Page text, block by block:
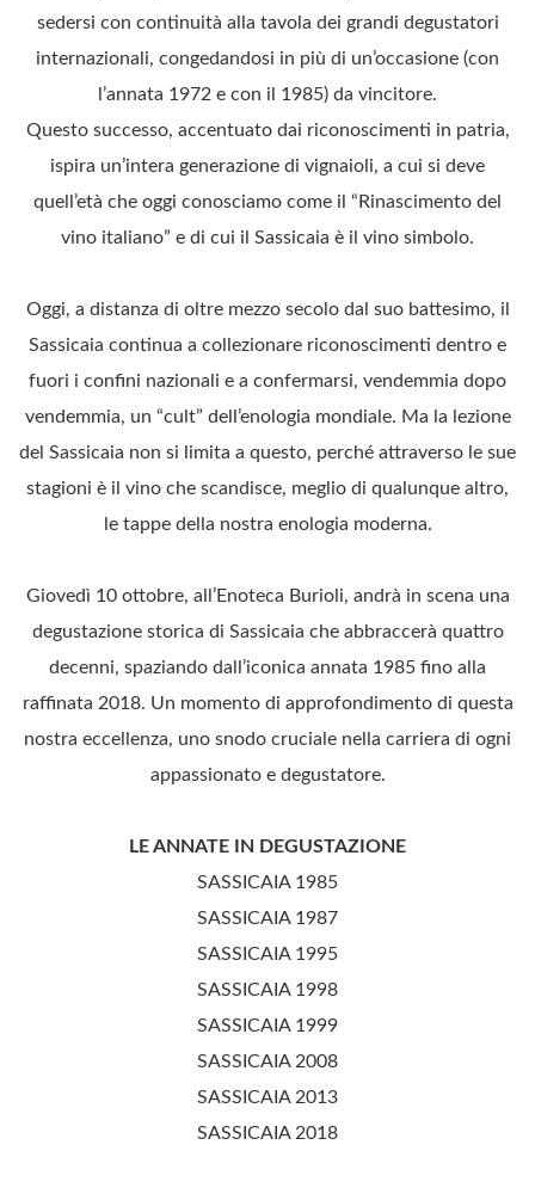
sedersi con continuità alla tavola dei grandi degustatori
internazionali, congedandosi in più di un’occasione (con
l’annata 1972 e con il 1985) da vincitore.
Questo successo, accentuato dai riconoscimenti in patria,
ispira un’intera generazione di vignaioli, a cui si deve
quell’età che oggi conosciamo come il “Rinascimento del
vino italiano” e di cui il Sassicaia è il vino simbolo.
Oggi, a distanza di oltre mezzo secolo dal suo battesimo, il
Sassicaia continua a collezionare riconoscimenti dentro e
fuori i confini nazionali e a confermarsi, vendemmia dopo
vendemmia, un “cult” dell’enologia mondiale. Ma la lezione
del Sassicaia non si limita a questo, perché attraverso le sue
stagioni è il vino che scandisce, meglio di qualunque altro,
le tappe della nostra enologia moderna.
Giovedì 10 ottobre, all’Enoteca Burioli, andrà in scena una
degustazione storica di Sassicaia che abbraccerà quattro
decenni, spaziando dall’iconica annata 1985 fino alla
raffinata 2018. Un momento di approfondimento di questa
nostra eccellenza, uno snodo cruciale nella carriera di ogni
appassionato e degustatore.
LE ANNATE IN DEGUSTAZIONE
SASSICAIA 1985
SASSICAIA 1987
SASSICAIA 1995
SASSICAIA 1998
SASSICAIA 1999
SASSICAIA 2008
SASSICAIA 2013
SASSICAIA 2018